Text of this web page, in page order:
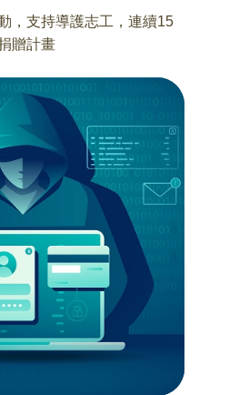
，支持導護志工，連續15
贈計畫